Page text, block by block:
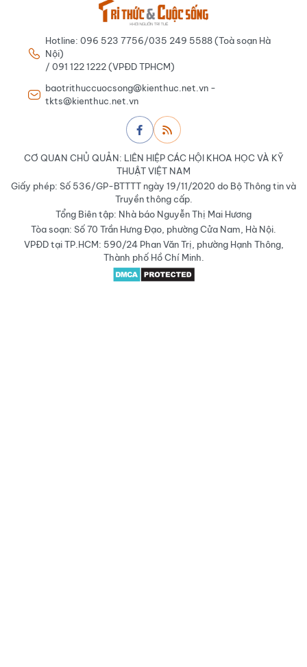
Hotline: 096 523 7756/035 249 5588 (Toà soạn Hà
Nội)
/ 091 122 1222 (VPĐD TPHCM)
baotrithuccuocsong@kienthuc.net.vn -
tkts@kienthuc.net.vn
CƠ QUAN CHỦ QUẢN: LIÊN HIỆP CÁC HỘI KHOA HỌC VÀ KỸ
THUẬT VIỆT NAM
Giấy phép: Số 536/GP-BTTTT ngày 19/11/2020 do Bộ Thông tin và
Truyền thông cấp.
Tổng Biên tập: Nhà báo Nguyễn Thị Mai Hương
Tòa soạn: Số 70 Trần Hưng Đạo, phường Cửa Nam, Hà Nội.
VPĐD tại TP.HCM: 590/24 Phan Văn Trị, phường Hạnh Thông,
Thành phố Hồ Chí Minh.